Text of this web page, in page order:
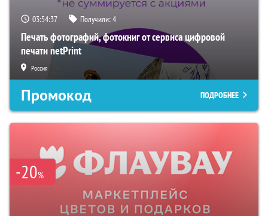
03:54:36 Получили:4
Печать фотографий, фотокниг от сервиса цифровой
печати netPrint
Россия
Промокод ПОДРОБНЕЕ
-20%